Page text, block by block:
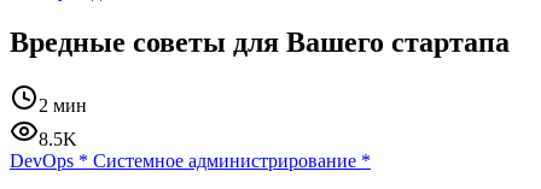
Вредные советы для Вашего стартапа
2 мин
8.5K
DevOps * Системное администрирование *